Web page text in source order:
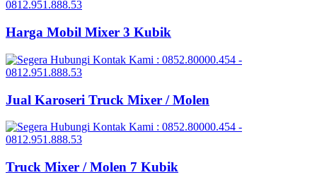
Harga Mobil Mixer 3 Kubik
Jual Karoseri Truck Mixer / Molen
Truck Mixer / Molen 7 Kubik